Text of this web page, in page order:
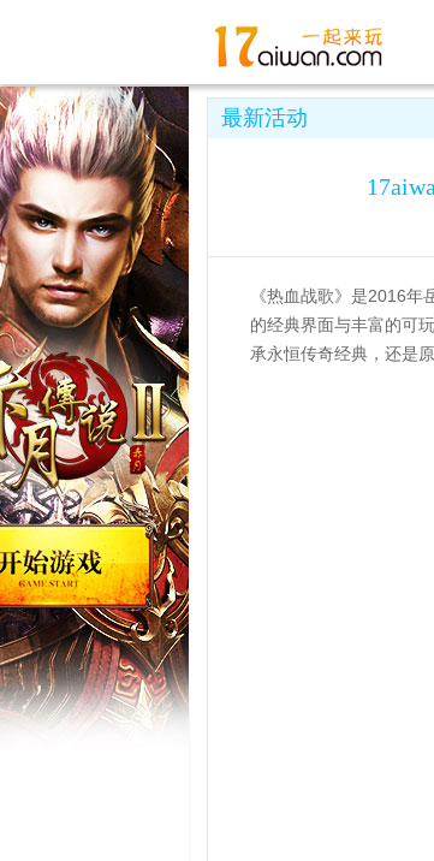
最新活动
《热血战歌》是2016
的经典界面与丰富的可
承永恒传奇经典，还是